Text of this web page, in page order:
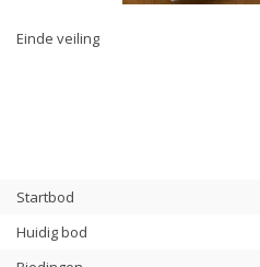
Einde veiling
Startbod
Huidig bod